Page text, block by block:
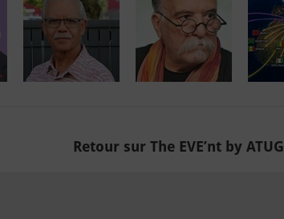
Retour sur The EVE’nt by